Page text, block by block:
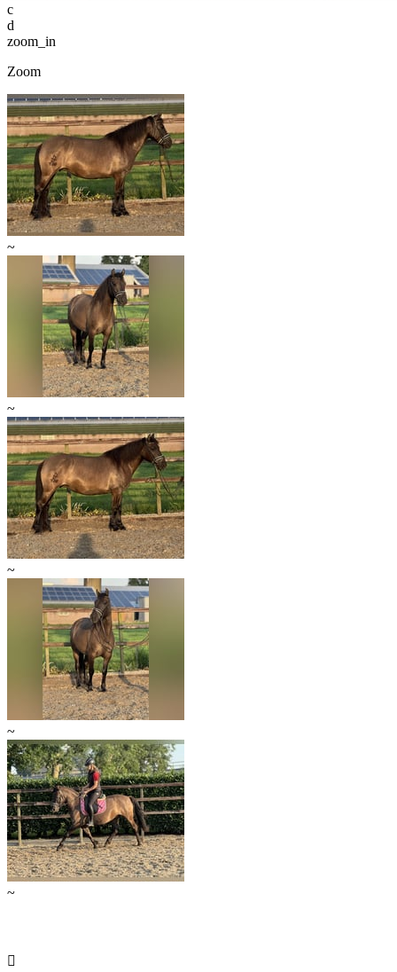
c
d
zoom_in
Zoom
~
~
~
~
~
